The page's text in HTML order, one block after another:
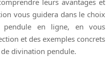
leurs avantages et
vous guidera dans le choix
pendule en ligne, en vous
et des exemples concrets
divination pendule.